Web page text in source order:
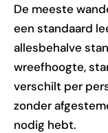
De meeste
een standaard
allesbehalve
wreefhoogte,
verschilt per
zonder
nodig hebt.